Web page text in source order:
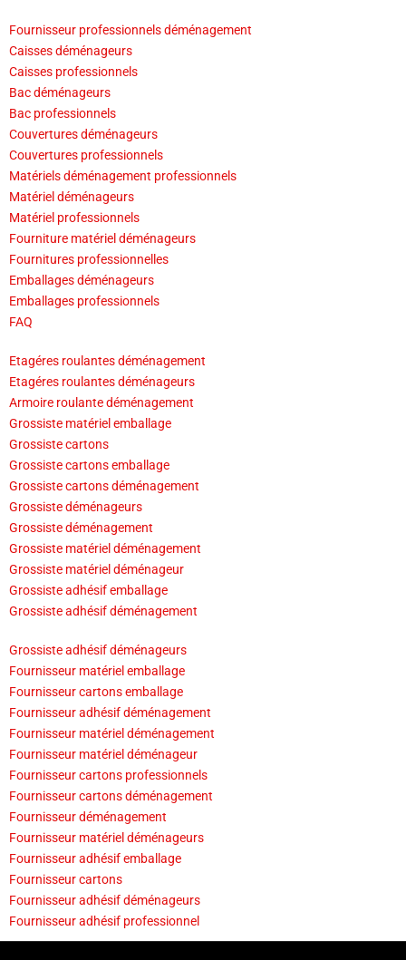
Fournisseur professionnels déménagement
Caisses déménageurs
Caisses professionnels
Bac déménageurs
Bac professionnels
Couvertures déménageurs
Couvertures professionnels
Matériels déménagement professionnels
Matériel déménageurs
Matériel professionnels
Fourniture matériel déménageurs
Fournitures professionnelles
Emballages déménageurs
Emballages professionnels
FAQ
Etagéres roulantes déménagement
Etagéres roulantes déménageurs
Armoire roulante déménagement
Grossiste matériel emballage
Grossiste cartons
Grossiste cartons emballage
Grossiste cartons déménagement
Grossiste déménageurs
Grossiste déménagement
Grossiste matériel déménagement
Grossiste matériel déménageur
Grossiste adhésif emballage
Grossiste adhésif déménagement
Grossiste adhésif déménageurs
Fournisseur matériel emballage
Fournisseur cartons emballage
Fournisseur adhésif déménagement
Fournisseur matériel déménagement
Fournisseur matériel déménageur
Fournisseur cartons professionnels
Fournisseur cartons déménagement
Fournisseur déménagement
Fournisseur matériel déménageurs
Fournisseur adhésif emballage
Fournisseur cartons
Fournisseur adhésif déménageurs
Fournisseur adhésif professionnel